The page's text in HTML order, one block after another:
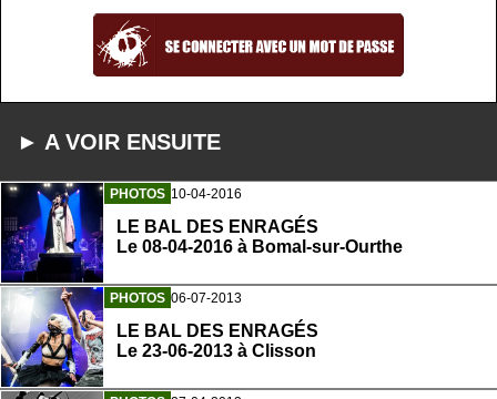
► A VOIR ENSUITE
PHOTOS 10-04-2016
LE BAL DES ENRAGÉS
Le 08-04-2016 à Bomal-sur-Ourthe
PHOTOS 06-07-2013
LE BAL DES ENRAGÉS
Le 23-06-2013 à Clisson